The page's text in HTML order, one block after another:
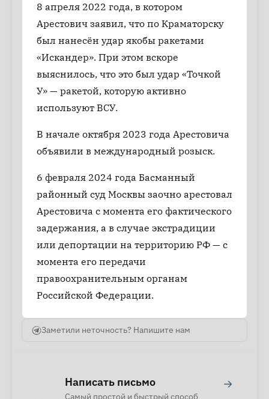
8 апреля 2022 года, в котором
Арестович заявил, что по Краматорску
был нанесён удар якобы ракетами
«Искандер». При этом вскоре
выяснилось, что это был удар «Точкой
У» — ракетой, которую активно
используют ВСУ.
В начале октября 2023 года Арестовича
объявили в международный розыск.
6 февраля 2024 года Басманный
районный суд Москвы заочно арестовал
Арестовича с момента его фактического
задержания, а в случае экстрадиции
или депортации на территорию РФ — с
момента его передачи
правоохранительным органам
Российской Федерации.
Заметили неточность? Напишите нам
Написать письмо
Самый простой и быстрый способ
→